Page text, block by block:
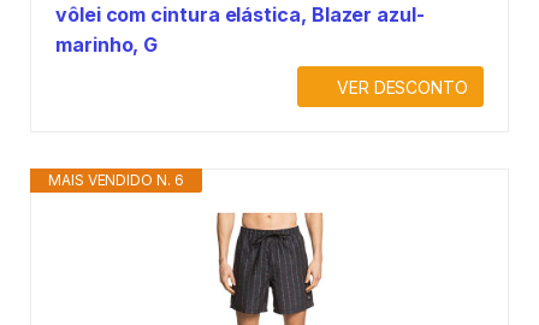
vôlei com cintura elástica, Blazer azul-
marinho, G
VER DESCONTO
MAIS VENDIDO N. 6